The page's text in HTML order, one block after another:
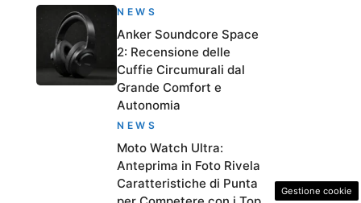
NEWS
Anker Soundcore Space
2: Recensione delle
Cuffie Circumurali dal
Grande Comfort e
Autonomia
NEWS
Moto Watch Ultra:
Anteprima in Foto Rivela
Caratteristiche di Punta
Gestione cookie